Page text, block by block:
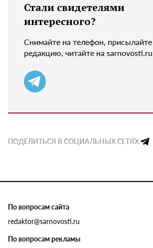
Стали свидетелями
интересного?
Снимайте на телефон,
редакцию, читайте на sarnovosti.ru
ПОДЕЛИТЬСЯ В СОЦИАЛЬНЫХ СЕТЯХ
По вопросам сайта
redaktor@sarnovosti.ru
По вопросам рекламы